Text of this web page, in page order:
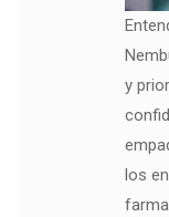
y
los